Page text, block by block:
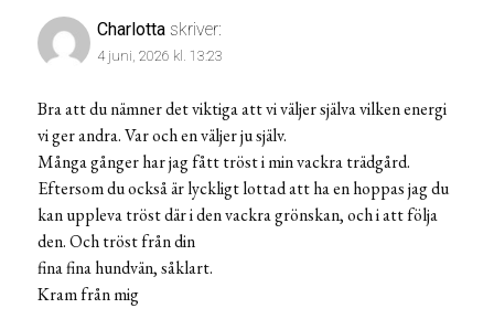
Charlotta skriver:
4 juni, 2026 kl. 13:23
Bra att du nämner det viktiga att vi väljer själva vilken energi
vi ger andra. Var och en väljer ju själv.
Många gånger har jag fått tröst i min vackra trädgård.
Eftersom du också är lyckligt lottad att ha en hoppas jag du
kan uppleva tröst där i den vackra grönskan, och i att följa
den. Och tröst från din
fina fina hundvän, såklart.
Kram från mig